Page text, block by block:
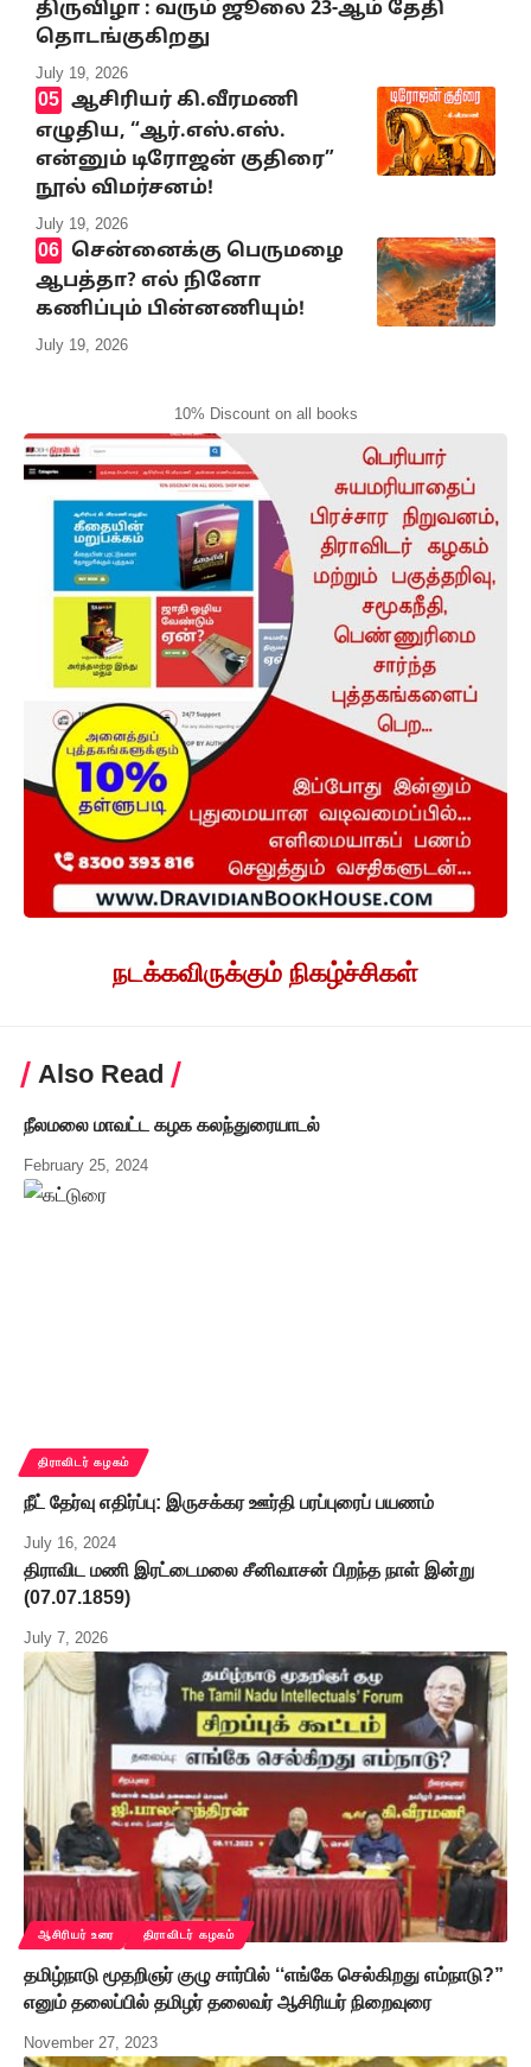
திருவிழா : வரும் ஜூலை 23-ஆம் தேதி
தொடங்குகிறது
July 19, 2026
ஆசிரியர் கி.வீரமணி
எழுதிய, “ஆர்.எஸ்.எஸ்.
என்னும் டிரோஜன் குதிரை”
நூல் விமர்சனம்!
July 19, 2026
சென்னைக்கு பெருமழை
ஆபத்தா? எல் நினோ
கணிப்பும் பின்னணியும்!
July 19, 2026
10% Discount on all books
நடக்கவிருக்கும் நிகழ்ச்சிகள்
Also Read
நீலமலை மாவட்ட கழக கலந்துரையாடல்
February 25, 2024
திராவிடர் கழகம்
நீட் தேர்வு எதிர்ப்பு: இருசக்கர ஊர்தி பரப்புரைப் பயணம்
July 16, 2024
திராவிட மணி இரட்டைமலை சீனிவாசன் பிறந்த நாள் இன்று
(07.07.1859)
July 7, 2026
ஆசிரியர் உரை திராவிடர் கழகம்
தமிழ்நாடு மூதறிஞர் குழு சார்பில் ‘‘எங்கே செல்கிறது எம்நாடு?”
எனும் தலைப்பில் தமிழர் தலைவர் ஆசிரியர் நிறைவுரை
November 27, 2023